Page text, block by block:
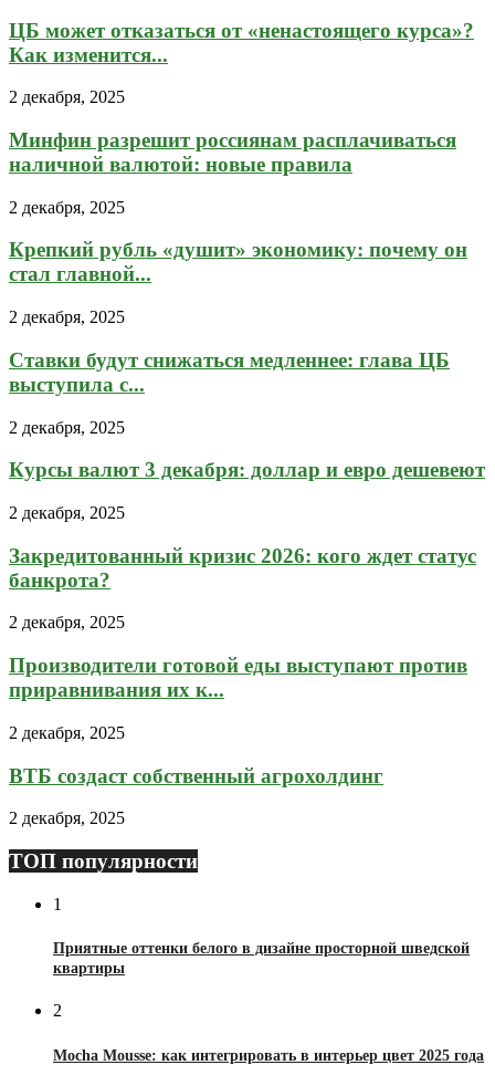
ЦБ может отказаться от «ненастоящего курса»?
Как изменится...
2 декабря, 2025
Минфин разрешит россиянам расплачиваться
наличной валютой: новые правила
2 декабря, 2025
Крепкий рубль «душит» экономику: почему он
стал главной...
2 декабря, 2025
Ставки будут снижаться медленнее: глава ЦБ
выступила с...
2 декабря, 2025
Курсы валют 3 декабря: доллар и евро дешевеют
2 декабря, 2025
Закредитованный кризис 2026: кого ждет статус
банкрота?
2 декабря, 2025
Производители готовой еды выступают против
приравнивания их к...
2 декабря, 2025
ВТБ создаст собственный агрохолдинг
2 декабря, 2025
ТОП популярности
1
Приятные оттенки белого в дизайне просторной шведской
квартиры
2
Mocha Mousse: как интегрировать в интерьер цвет 2025 года